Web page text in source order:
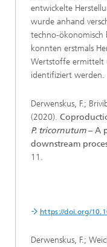
entwickelte
wurde anhand
techno-ökonomisch
konnten erstmals
Wertstoffe ermittelt
identifiziert werden.
Derwenskus, F.;
(2020).
P. tricornutum– A
downstream
11.
https://doi.org/
Derwenskus, F.;